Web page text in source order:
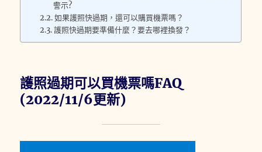
警示?
如果護照快過期，還可以購買機票嗎？
護照快過期要準備什麼？要去哪裡換發？
護照過期可以買機票嗎FAQ
(2022/11/6更新)